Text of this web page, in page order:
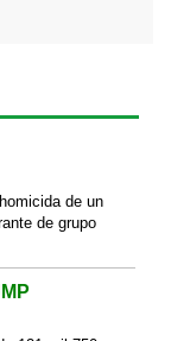
de un
de grupo